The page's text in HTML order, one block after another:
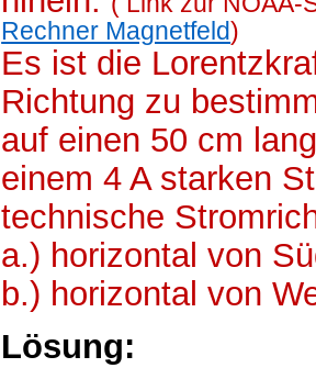
Rechner Magnetfeld)
Es ist die
Richtung zu
auf einen 50 cm
einem 4 A starken
technische
a.) horizontal von
b.) horizontal von
Lösung: